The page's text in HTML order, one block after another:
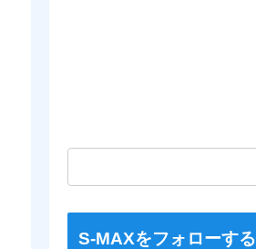
S-MAXをフォローする